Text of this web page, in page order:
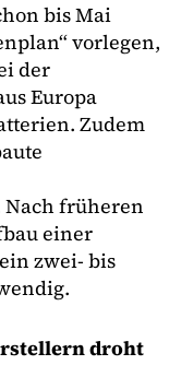
bis Mai
vorlegen,
der
Europa
Zudem
früheren
einer
zwei- bis
droht